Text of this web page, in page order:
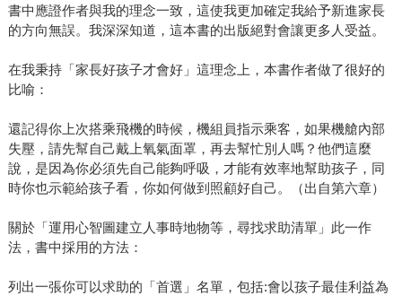
書中應證作者與我的理念一致，這使我更加確定我給予新進家長
的方向無誤。我深深知道，這本書的出版絕對會讓更多人受益。
在我秉持「家長好孩子才會好」這理念上，本書作者做了很好的
比喻：
還記得你上次搭乘飛機的時候，機組員指示乘客，如果機艙內部
失壓，請先幫自己戴上氧氣面罩，再去幫忙別人嗎？他們這麼
說，是因為你必須先自己能夠呼吸，才能有效率地幫助孩子，同
時你也示範給孩子看，你如何做到照顧好自己。（出自第六章）
關於「運用心智圖建立人事時地物等，尋找求助清單」此一作
法，書中採用的方法：
列出一張你可以求助的「首選」名單，包括:會以孩子最佳利益為